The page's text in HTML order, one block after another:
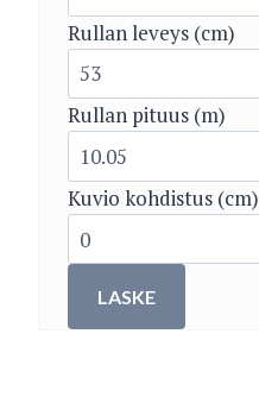
Rullan leveys (cm)
Rullan pituus (m)
Kuvio kohdistus (cm)
LASKE